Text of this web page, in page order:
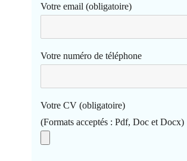
Votre email (obligatoire)
Votre numéro de téléphone
Votre CV (obligatoire)
(Formats acceptés : Pdf, Doc et Docx)